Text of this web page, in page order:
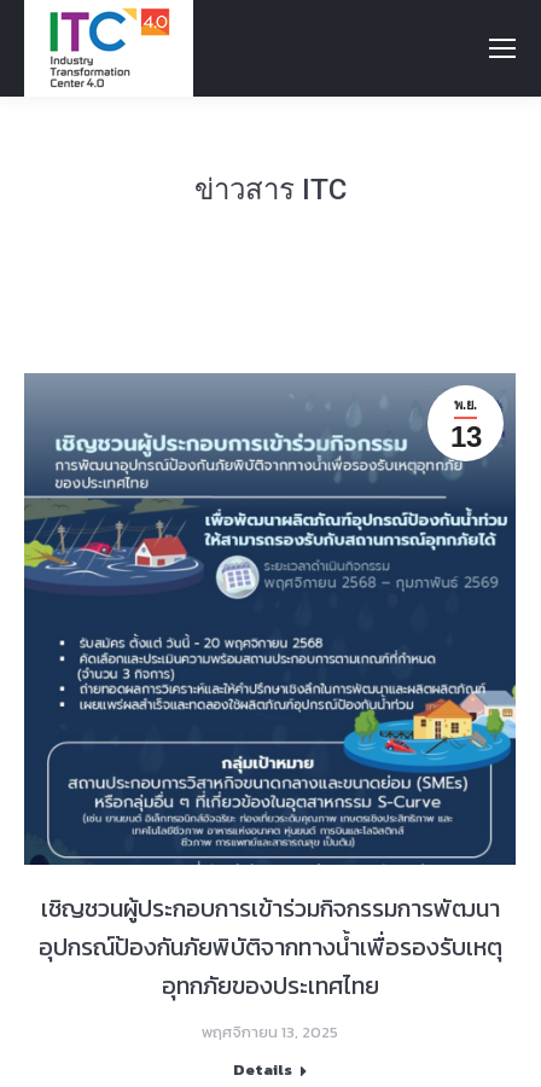
ข่าวสาร ITC
พ.ย.
13
เชิญชวนผู้ประกอบการเข้าร่วมกิจกรรมการพัฒนา
อุปกรณ์ป้องกันภัยพิบัติจากทางน้ำเพื่อรองรับเหตุ
อุทกภัยของประเทศไทย
พฤศจิกายน 13, 2025
Details